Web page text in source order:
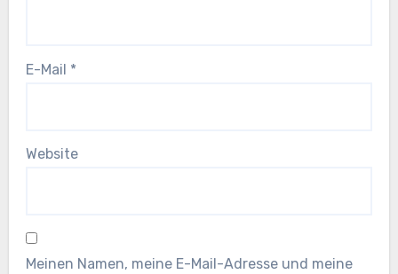
E-Mail *
Website
Meinen Namen, meine E-Mail-Adresse und meine